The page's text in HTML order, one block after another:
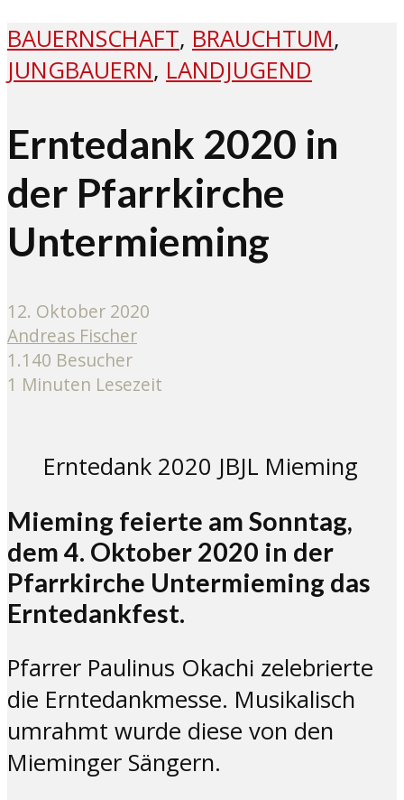
BAUERNSCHAFT, BRAUCHTUM,
JUNGBAUERN, LANDJUGEND
Erntedank 2020 in
der Pfarrkirche
Untermieming
12. Oktober 2020
Andreas Fischer
1.140 Besucher
1 Minuten Lesezeit
Erntedank 2020 JBJL Mieming
Mieming feierte am Sonntag,
dem 4. Oktober 2020 in der
Pfarrkirche Untermieming das
Erntedankfest.
Pfarrer Paulinus Okachi zelebrierte
die Erntedankmesse. Musikalisch
umrahmt wurde diese von den
Mieminger Sängern.